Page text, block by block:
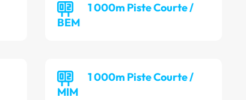
1 000m Piste Courte /
BEM
1 000m Piste Courte /
MIM